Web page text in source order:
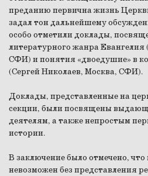
преданию первична жизнь
задал тон дальнейшему
особо отметили доклады,
литературного жанра Евангелия (
СФИ) и понятия «двоедушие» в
(Сергей Николаев, Москва, СФИ).
Доклады, представленные на
секции, были посвящены
деятелям, а также непростым
истории.
В заключение было отмечено, что
невозможен без представления